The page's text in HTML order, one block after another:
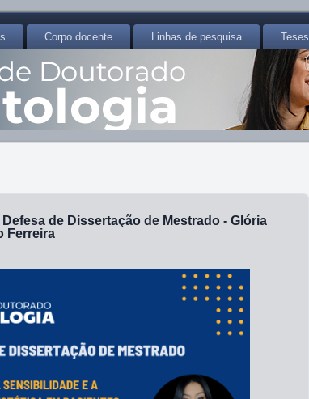
Corpo docente Linhas de pesquisa Teses
de Dissertação de Mestrado - Glória
Ferreira